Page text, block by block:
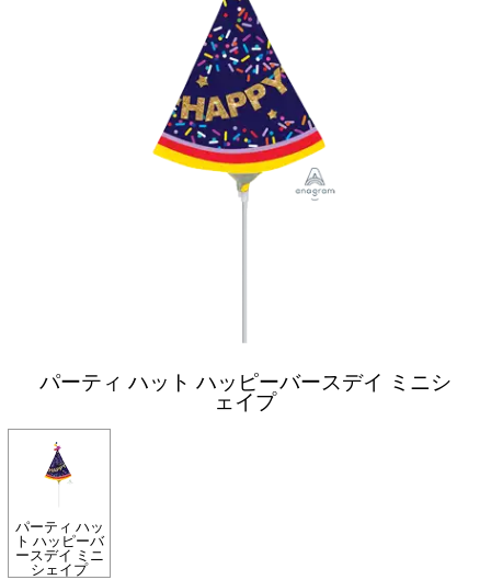
パーティ ハット ハッピーバースデイ ミニシ
ェイプ
パーティ ハッ
ト ハッピーバ
ースデイ ミニ
シェイプ